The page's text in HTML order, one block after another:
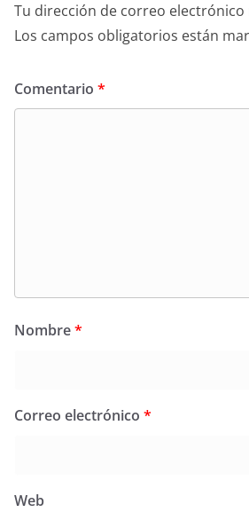
Tu dirección de correo electrónico
Los campos obligatorios están
Comentario *
Nombre*
Correo electrónico *
Web